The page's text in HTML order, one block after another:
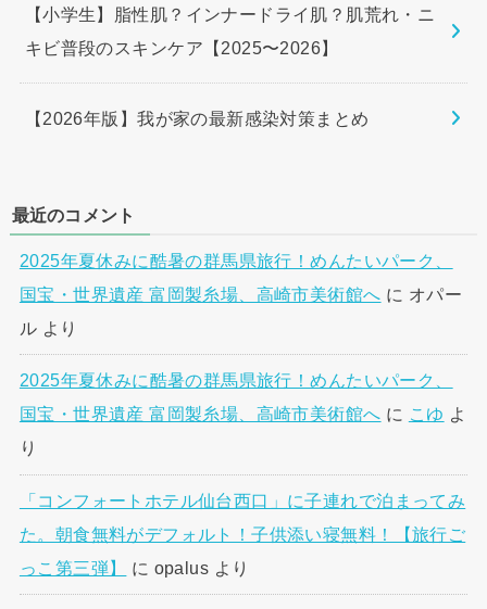
【小学生】脂性肌？インナードライ肌？肌荒れ・ニ
キビ普段のスキンケア【2025〜2026】
【2026年版】我が家の最新感染対策まとめ
最近のコメント
2025年夏休みに酷暑の群馬県旅行！めんたいパーク、
国宝・世界遺産 富岡製糸場、高崎市美術館へ に オパー
ル より
2025年夏休みに酷暑の群馬県旅行！めんたいパーク、
国宝・世界遺産 富岡製糸場、高崎市美術館へ に こゆ よ
り
「コンフォートホテル仙台西口」に子連れで泊まってみ
た。朝食無料がデフォルト！子供添い寝無料！【旅行ご
っこ第三弾】
に opalus より